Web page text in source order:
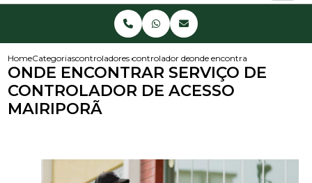
HomeCategoriascontroladores de acessocontrolador de acesso para condominio
onde encontrar servico de
ONDE ENCONTRAR SERVIÇO DE
CONTROLADOR DE ACESSO
MAIRIPORÃ